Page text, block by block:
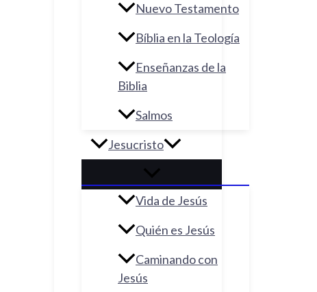
Nuevo Testamento
Bíblia en la Teología
Enseñanzas de la
Biblia
Salmos
Jesucristo
Vida de Jesús
Quién es Jesús
Caminando con
Jesús